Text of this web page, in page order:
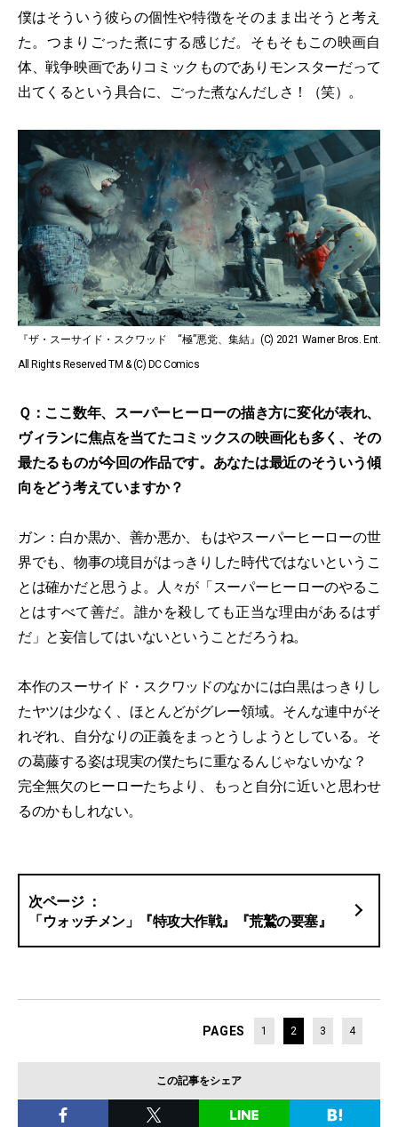
僕はそういう彼らの個性や特徴をそのまま出そうと考え
た。つまりごった煮にする感じだ。そもそもこの映画自
体、戦争映画でありコミックものでありモンスターだって
出てくるという具合に、ごった煮なんだしさ！（笑）。
『ザ・スーサイド・スクワッド “極”悪党、集結』(C) 2021 Warner Bros. Ent.
All Rights Reserved TM & (C) DC Comics
Ｑ：ここ数年、スーパーヒーローの描き方に変化が表れ、
ヴィランに焦点を当てたコミックスの映画化も多く、その
最たるものが今回の作品です。あなたは最近のそういう傾
向をどう考えていますか？
ガン：白か黒か、善か悪か、もはやスーパーヒーローの世
界でも、物事の境目がはっきりした時代ではないというこ
とは確かだと思うよ。人々が「スーパーヒーローのやるこ
とはすべて善だ。誰かを殺しても正当な理由があるはず
だ」と妄信してはいないということだろうね。
本作のスーサイド・スクワッドのなかには白黒はっきりし
たヤツは少なく、ほとんどがグレー領域。そんな連中がそ
れぞれ、自分なりの正義をまっとうしようとしている。そ
の葛藤する姿は現実の僕たちに重なるんじゃないかな？
完全無欠のヒーローたちより、もっと自分に近いと思わせ
るのかもしれない。
「ウォッチメン」『特攻大作戦』『荒鷲の要塞』
PAGES 1 2 3 4
この記事をシェア